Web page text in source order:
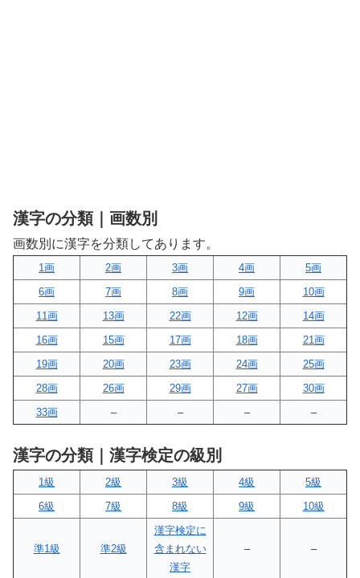
漢字の分類｜画数別
画数別に漢字を分類してあります。
1画 2画 3画 4画
5画
6画
7画 8画 9画
10画
11画
13画 22画 12画
14画
16画
15画 17画 18画
21画
19画
20画 23画 24画
25画
28画
26画 29画 27画
30画
33画
– – – –
漢字の分類｜漢字検定の級別
1級 2級 3級 4級
5級
6級
7級 8級 9級 10級
準1級 準2級
漢字検定に
含まれない
漢字
– –